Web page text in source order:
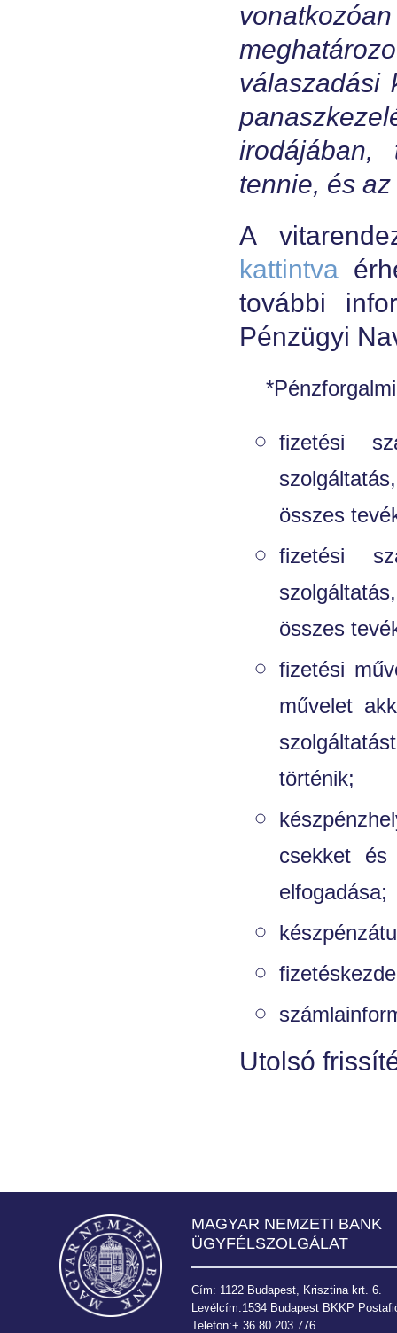
válaszadási
irodájában,
tennie, és
A
kattintva
további
Pénzügyi
fizetési
összes
fizetési
összes
fizetési
művelet
történik;
csekket
elfogadása;
Utolsó
MAGYAR NEMZETI BANK
ÜGYFÉLSZOLGÁLAT
Cím: 1122 Budapest, Krisztina krt. 6.
Levélcím:1534 Budapest BKKP
Telefon:+ 36 80 203 776